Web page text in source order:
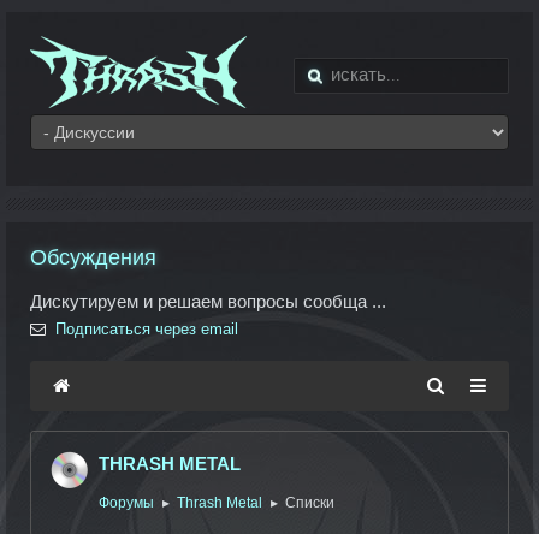
Обсуждения
Дискутируем и решаем вопросы сообща ...
Подписаться через email
THRASH METAL
Форумы Thrash Metal Списки